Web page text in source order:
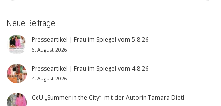
Neue Beiträge
Presseartikel | Frau im Spiegel vom 5.8.26
6. August 2026
Presseartikel | Frau im Spiegel vom 4.8.26
4. August 2026
CeU „Summer in the City“ mit der Autorin Tamara Dietl